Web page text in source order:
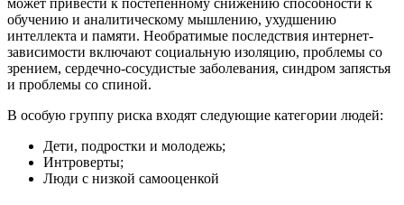
обучению и аналитическому мышлению, ухудшению
интеллекта и памяти. Необратимые последствия интернет-
зависимости включают социальную изоляцию, проблемы со
зрением, сердечно-сосудистые заболевания, синдром запястья
и проблемы со спиной.
В особую группу риска входят следующие категории людей:
Дети, подростки и молодежь;
Интроверты;
Люди с низкой самооценкой